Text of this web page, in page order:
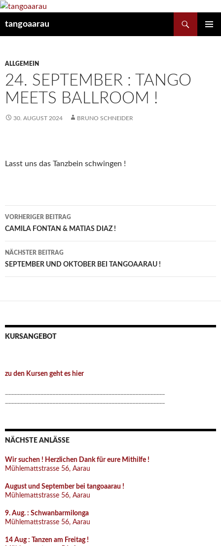
tangoaarau
ALLGEMEIN
24. SEPTEMBER : TANGO
MEETS BALLROOM !
30. AUGUST 2024 BRUNO SCHNEIDER
Lasst uns das Tanzbein schwingen !
Beitragsnavigation
VORHERIGER BEITRAG
CAMILA FONTAN & MATIAS DIAZ !
NÄCHSTER BEITRAG
SEPTEMBER UND OKTOBER BEI TANGOAARAU !
KURSANGEBOT
zu den Kursen geht es hier
NÄCHSTE ANLÄSSE
Wir suchen ! Herzlichen Dank für eure Mithilfe !
Mühlemattstrasse 56, Aarau
August und September bei tangoaarau !
Mühlemattstrasse 56, Aarau
9. Aug. : Schwanbarmilonga
Mühlemattstrasse 56, Aarau
14 Aug : Tanzen am Freitag !